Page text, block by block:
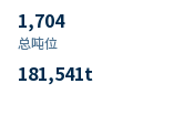
1,704
总吨位
181,541t